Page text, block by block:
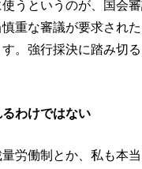
うというのが、国会
重な審議が要求され
。強行採決に踏み切
わけではない
労働制とか、私も本